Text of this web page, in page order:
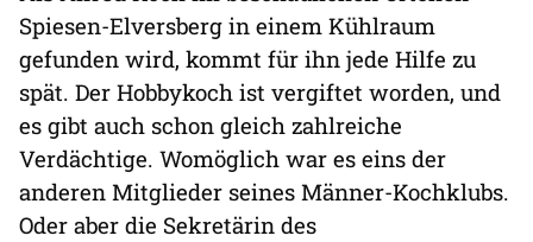
Spiesen-Elversberg in einem Kühlraum
gefunden wird, kommt für ihn jede Hilfe zu
spät. Der Hobbykoch ist vergiftet worden, und
es gibt auch schon gleich zahlreiche
Verdächtige. Womöglich war es eins der
anderen Mitglieder seines Männer-Kochklubs.
Oder aber die Sekretärin des